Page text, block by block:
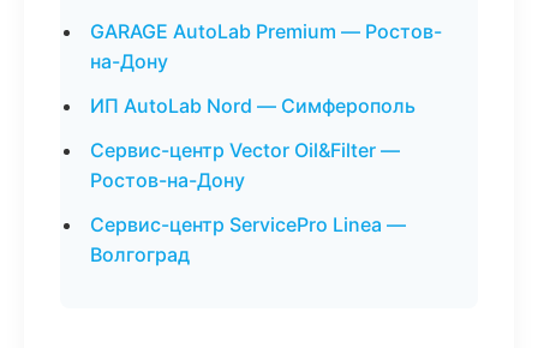
GARAGE AutoLab Premium — Ростов-
на-Дону
ИП AutoLab Nord — Симферополь
Сервис-центр Vector Oil&Filter —
Ростов-на-Дону
Сервис-центр ServicePro Linea —
Волгоград